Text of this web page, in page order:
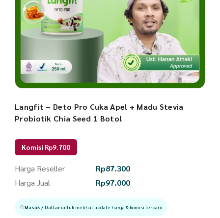
Langfit – Deto Pro Cuka Apel + Madu Stevia
Probiotik Chia Seed 1 Botol
Komisi Rp9.700
Harga Reseller Rp87.300
Harga Jual
Rp97.000
Masuk / Daftaruntuk melihat update harga & komisi terbaru